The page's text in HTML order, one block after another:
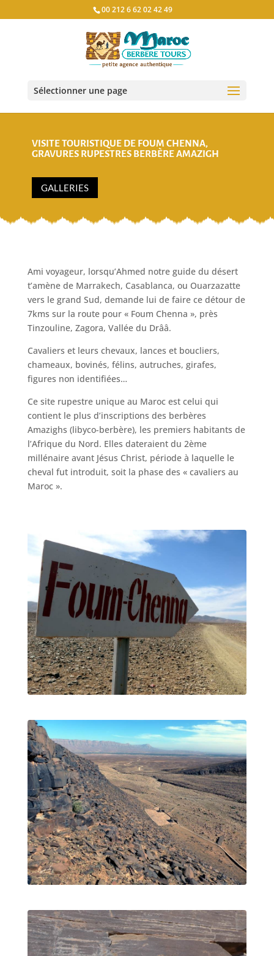
00 212 6 62 02 42 49
Sélectionner une page
VISITE TOURISTIQUE DE FOUM CHENNA,
GRAVURES RUPESTRES BERBÈRE AMAZIGH
GALLERIES
Ami voyageur, lorsqu’Ahmed notre guide du désert
t’amène de Marrakech, Casablanca, ou Ouarzazatte
vers le grand Sud, demande lui de faire ce détour de
7kms sur la route pour « Foum Chenna », près
Tinzouline, Zagora, Vallée du Drââ.
Cavaliers et leurs chevaux, lances et boucliers,
chameaux, bovinés, félins, autruches, girafes,
figures non identifiées…
Ce site rupestre unique au Maroc est celui qui
contient le plus d’inscriptions des berbères
Amazighs (libyco-berbère), les premiers habitants de
l’Afrique du Nord. Elles dateraient du 2ème
millénaire avant Jésus Christ, période à laquelle le
cheval fut introduit, soit la phase des « cavaliers au
Maroc ».